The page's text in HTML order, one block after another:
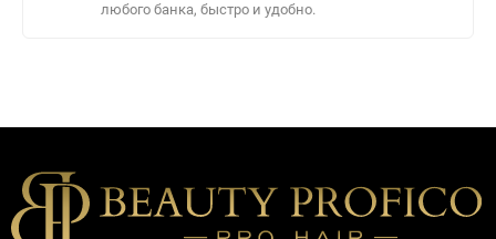
любого банка, быстро и удобно.